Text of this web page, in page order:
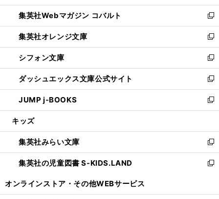
開
く
ウ
で
開
く
ン
ド
ウ
で
開
く
ウ
ィ
ン
ド
ウ
で
開
く
集英社Webマガジン コバルト
新
し
い
ウ
ィ
ン
ド
ウ
で
開
集英社オレンジ文庫
新
し
い
ウ
ィ
ン
ド
ウ
開
く
シフォン文庫
新
し
い
ウ
ィ
ン
ウ
で
開
く
ダッシュエックス文庫公式サイト
新
し
い
ウ
ン
ド
ウ
で
JUMP j-BOOKS
新
し
ウ
ィ
ン
ド
開
キッズ
集英社みらい文庫
新
し
い
ン
集英社の児童図書 S-KIDS.LAND
新
ウ
オンラインストア・ その他WEBサービス